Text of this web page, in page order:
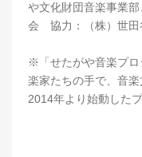
や文化財団音楽事業
会 協力：（株）世田
※「せたがや音楽プロ
楽家たちの手で、音楽
2014年より始動した